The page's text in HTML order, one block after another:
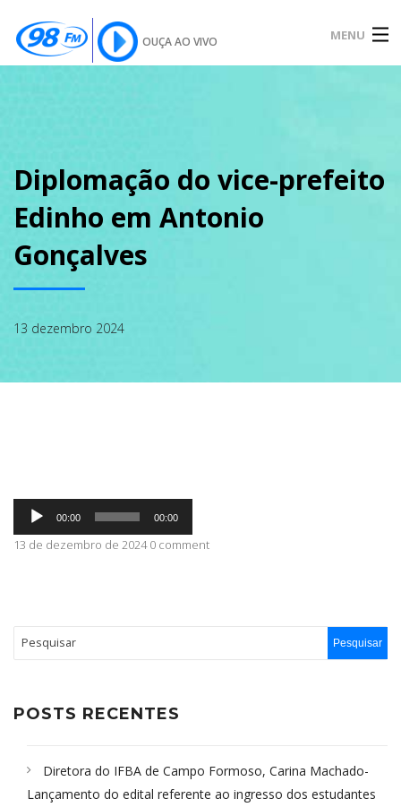
OUÇA AO VIVO MENU
SOBRE
CONTATO
Diplomação do vice-prefeito
Edinho em Antonio
Gonçalves
13 dezembro 2024
Tocador
áudio
00:00 00:00
13 de dezembro de 2024 0 comment
POSTS RECENTES
Diretora do IFBA de Campo Formoso, Carina Machado-
Lançamento do edital referente ao ingresso dos estudantes